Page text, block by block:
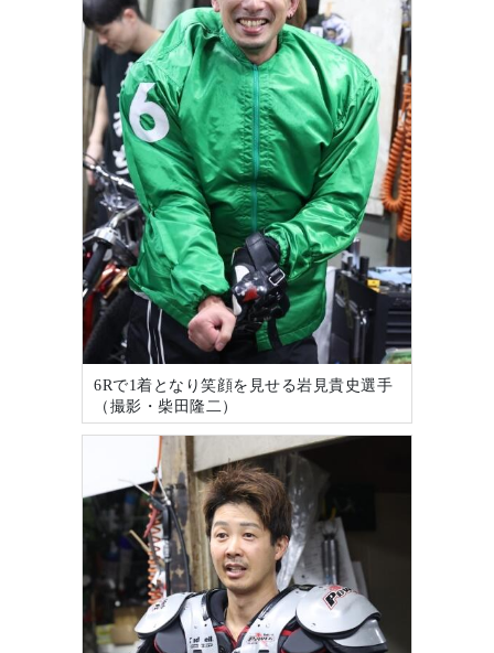
6Rで1着となり笑顔を見せる岩見貴史選手
（撮影・柴田隆二）